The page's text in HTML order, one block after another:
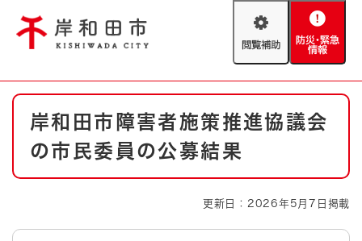
閲
助
防
緊
情
やさしい日本語
防災・緊急情報 救急・消防
ハザードマップ AED設置箇所
本
岸和田市障害者施策推進協議会
の市民委員の公募結果
更新日：2026年5月7日掲載